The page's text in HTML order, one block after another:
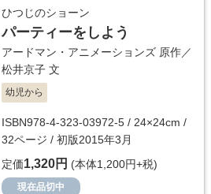
ひつじのショーン
パーティーをしよう
アードマン・アニメーションズ 原作／
松井京子 文
幼児から
ISBN978-4-323-03972-5 / 24×24cm /
32ページ / 初版2015年3月
定価1,320円 (本体1,200円+税)
現在品切中